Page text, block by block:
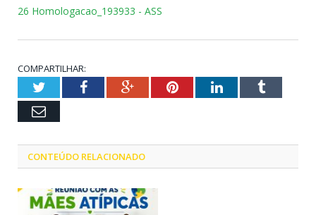
26 Homologacao_193933 - ASS
COMPARTILHAR:
TwitterFacebookGoogle+PinterestLinkedInTumblr
Email
CONTEÚDO RELACIONADO